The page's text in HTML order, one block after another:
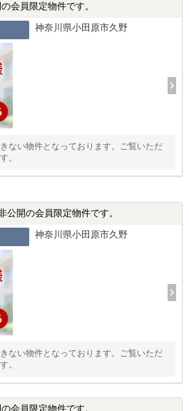
会員限定物件です。
神奈川県小田原市久野
ない物件となっております。ご覧いただ
。
公開の会員限定物件です。
神奈川県小田原市久野
ない物件となっております。ご覧いただ
。
会員限定物件です。